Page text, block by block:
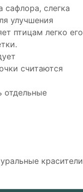
слегка
улучшения
птицам легко его
считаются
отдельные
красители